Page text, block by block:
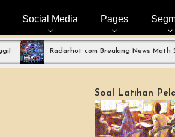
Social Media Pages
Radarhot com Breaking News Math Science
Soal Latihan